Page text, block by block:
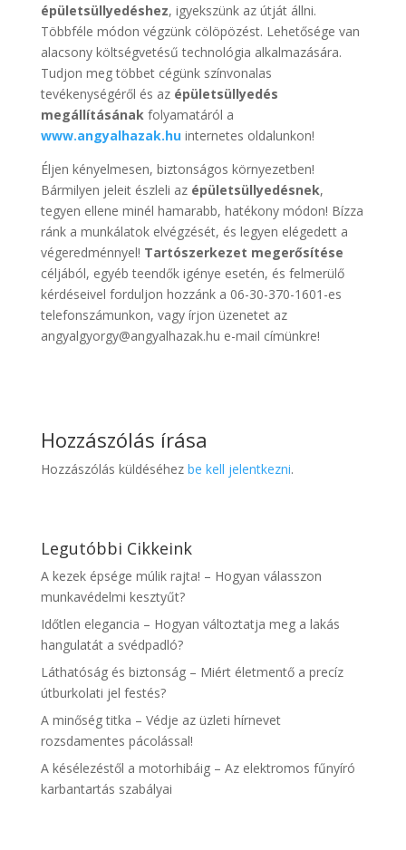
épületsüllyedéshez, igyekszünk az útját állni.
Többféle módon végzünk cölöpözést. Lehetősége van
alacsony költségvetésű technológia alkalmazására.
Tudjon meg többet cégünk színvonalas
tevékenységéről és az épületsüllyedés
megállításának folyamatáról a
www.angyalhazak.hu internetes oldalunkon!
Éljen kényelmesen, biztonságos környezetben!
Bármilyen jeleit észleli az épületsüllyedésnek,
tegyen ellene minél hamarabb, hatékony módon! Bízza
ránk a munkálatok elvégzését, és legyen elégedett a
végeredménnyel! Tartószerkezet megerősítése
céljából, egyéb teendők igénye esetén, és felmerülő
kérdéseivel forduljon hozzánk a 06-30-370-1601-es
telefonszámunkon, vagy írjon üzenetet az
angyalgyorgy@angyalhazak.hu e-mail címünkre!
Hozzászólás írása
Hozzászólás küldéséhez be kell jelentkezni.
Legutóbbi Cikkeink
A kezek épsége múlik rajta! – Hogyan válasszon
munkavédelmi kesztyűt?
Időtlen elegancia – Hogyan változtatja meg a lakás
hangulatát a svédpadló?
Láthatóság és biztonság – Miért életmentő a precíz
útburkolati jel festés?
A minőség titka – Védje az üzleti hírnevet
rozsdamentes pácolással!
A késélezéstől a motorhibáig – Az elektromos fűnyíró
karbantartás szabályai